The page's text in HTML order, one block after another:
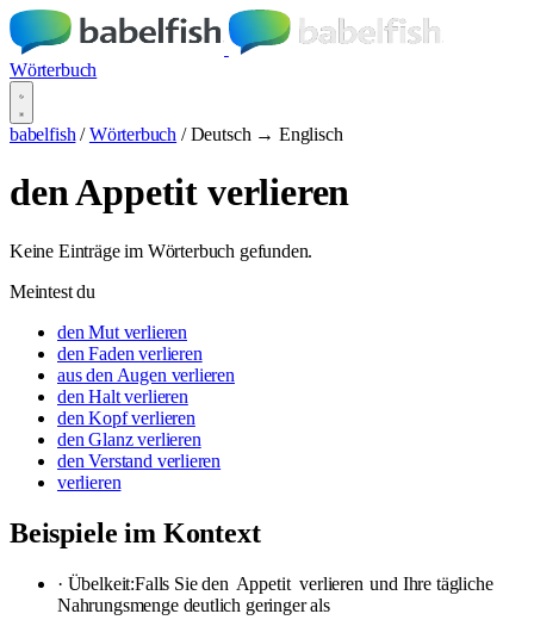
Wörterbuch
babelfish / Wörterbuch / Deutsch → Englisch
den Appetit verlieren
Keine Einträge im Wörterbuch gefunden.
Meintest du
den Mut verlieren
den Faden verlieren
aus den Augen verlieren
den Halt verlieren
den Kopf verlieren
den Glanz verlieren
den Verstand verlieren
verlieren
Beispiele im Kontext
· Übelkeit:Falls Sie den Appetit verlieren und Ihre tägliche
Nahrungsmenge deutlich geringer als